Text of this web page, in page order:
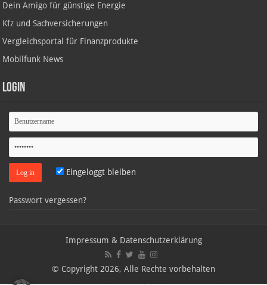
Dein Amigo für günstige Energie
Kfz und Sachversicherungen
Vergleichsportal für Finanzprodukte
Mobilfunk News
Login
Eingeloggt bleiben
Passwort vergessen?
Impressum & Datenschutzerklärung
© Copyright 2026, Alle Rechte vorbehalten